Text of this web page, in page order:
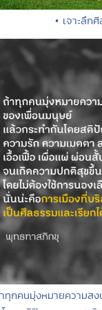
• เจาะลึ
ทุกคนมุ่งหมายความส